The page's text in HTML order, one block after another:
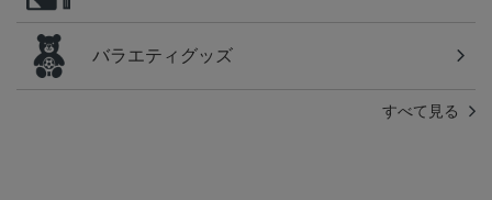
バラエティグッズ
すべて見る